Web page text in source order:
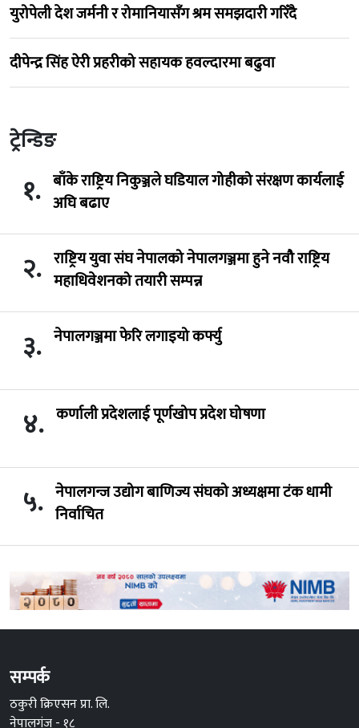
युरोपेली देश जर्मनी र रोमानियासँग श्रम समझदारी गरिँदै
दीपेन्द्र सिंह ऐरी प्रहरीको सहायक हवल्दारमा बढुवा
ट्रेन्डिङ
१. बाँके राष्ट्रिय निकुञ्जले घडियाल गोहीको संरक्षण कार्यलाई
अघि बढाए
२. राष्ट्रिय युवा संघ नेपालको नेपालगञ्जमा हुने नवौ राष्ट्रिय
महाधिवेशनको तयारी सम्पन्न
३. नेपालगञ्जमा फेरि लगाइयो कर्फ्यु
४. कर्णाली प्रदेशलाई पूर्णखोप प्रदेश घोषणा
५. नेपालगन्ज उद्योग बाणिज्य संघको अध्यक्षमा टंक धामी
निर्वाचित
सम्पर्क
ठकुरी क्रिएसन प्रा. लि.
नेपालगंज - १८